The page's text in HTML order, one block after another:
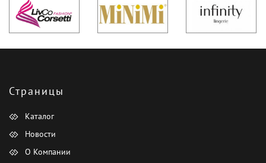
Страницы
Каталог
Новости
О Компании